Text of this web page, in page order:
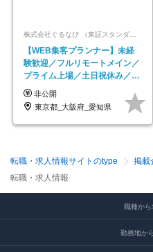
株式会社ぐるなび （東証スタンダード上場）
【WEB集客プランナー】未経
験歓迎／フルリモートメイン／
プライム上場／土日祝休み／東
京・大阪・名古屋
非公開
東京都_大阪府_愛知県
転職・求人情報サイトのtype 掲載
転職・求人情報
職種か
勤務地か